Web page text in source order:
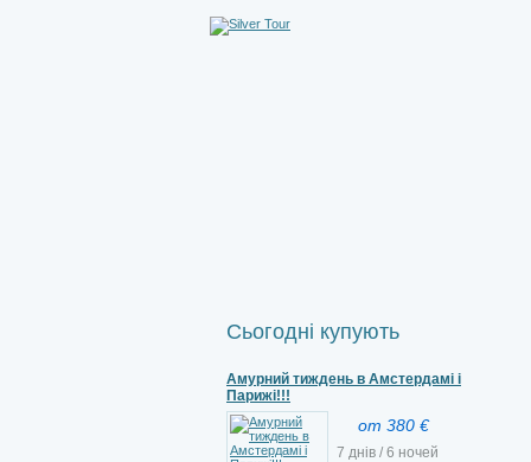
Сьогодні купують
Амурний тиждень в Амстердамі і
Парижі!!!
от 380 €
7 днів / 6 ночей